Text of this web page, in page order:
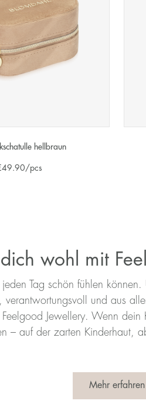
hellbraun
49.90/pcs
dich wohl mit
Tag schön fühlen
und aus
Jewellery. Wenn
– auf der zarten Kinderhaut,
Mehr erfahren